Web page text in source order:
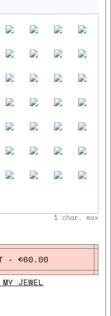
1 char. max
- €60.00
JEWEL